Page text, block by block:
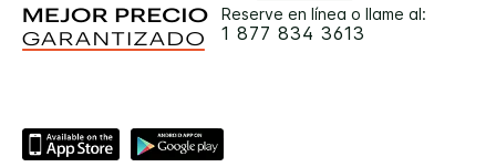
Reserve en línea o llame al:
1 877 834 3613